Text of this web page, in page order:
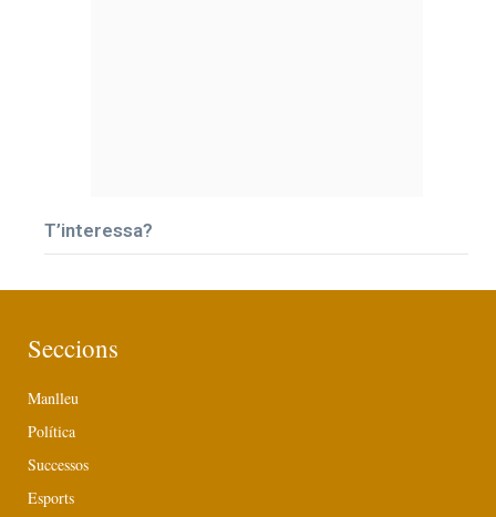
T’interessa?
Seccions
Manlleu
Política
Successos
Esports